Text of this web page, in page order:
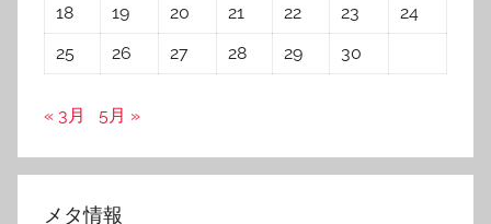
18
19 20 21 22 23
24
25
26 27 28 29 30
« 3月 5月 »
メタ情報